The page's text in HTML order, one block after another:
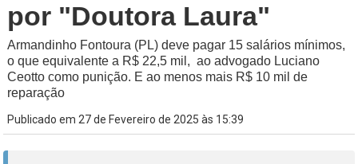
por "Doutora Laura"
Armandinho Fontoura (PL) deve pagar 15 salários mínimos,
o que equivalente a R$ 22,5 mil, ao advogado Luciano
Ceotto como punição. E ao menos mais R$ 10 mil de
reparação
Publicado em 27 de Fevereiro de 2025 às 15:39